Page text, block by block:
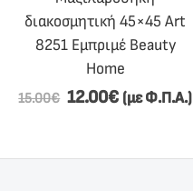
διακοσμητική 45×45 Art
8251 Εμπριμέ Beauty
Home
15.00€ 12.00€ (με Φ.Π.Α.)